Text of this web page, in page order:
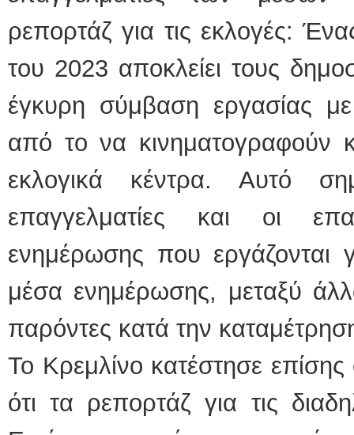
ρεπορτάζ για τις εκλογές:
του 2023 αποκλείει τους
έγκυρη σύμβαση εργασίας
από το να κινηματογραφούν
εκλογικά κέντρα. Αυτό
επαγγελματίες και οι
ενημέρωσης που εργάζονται
μέσα ενημέρωσης, μεταξύ
παρόντες κατά την
Το Κρεμλίνο κατέστησε
ότι τα ρεπορτάζ για τις